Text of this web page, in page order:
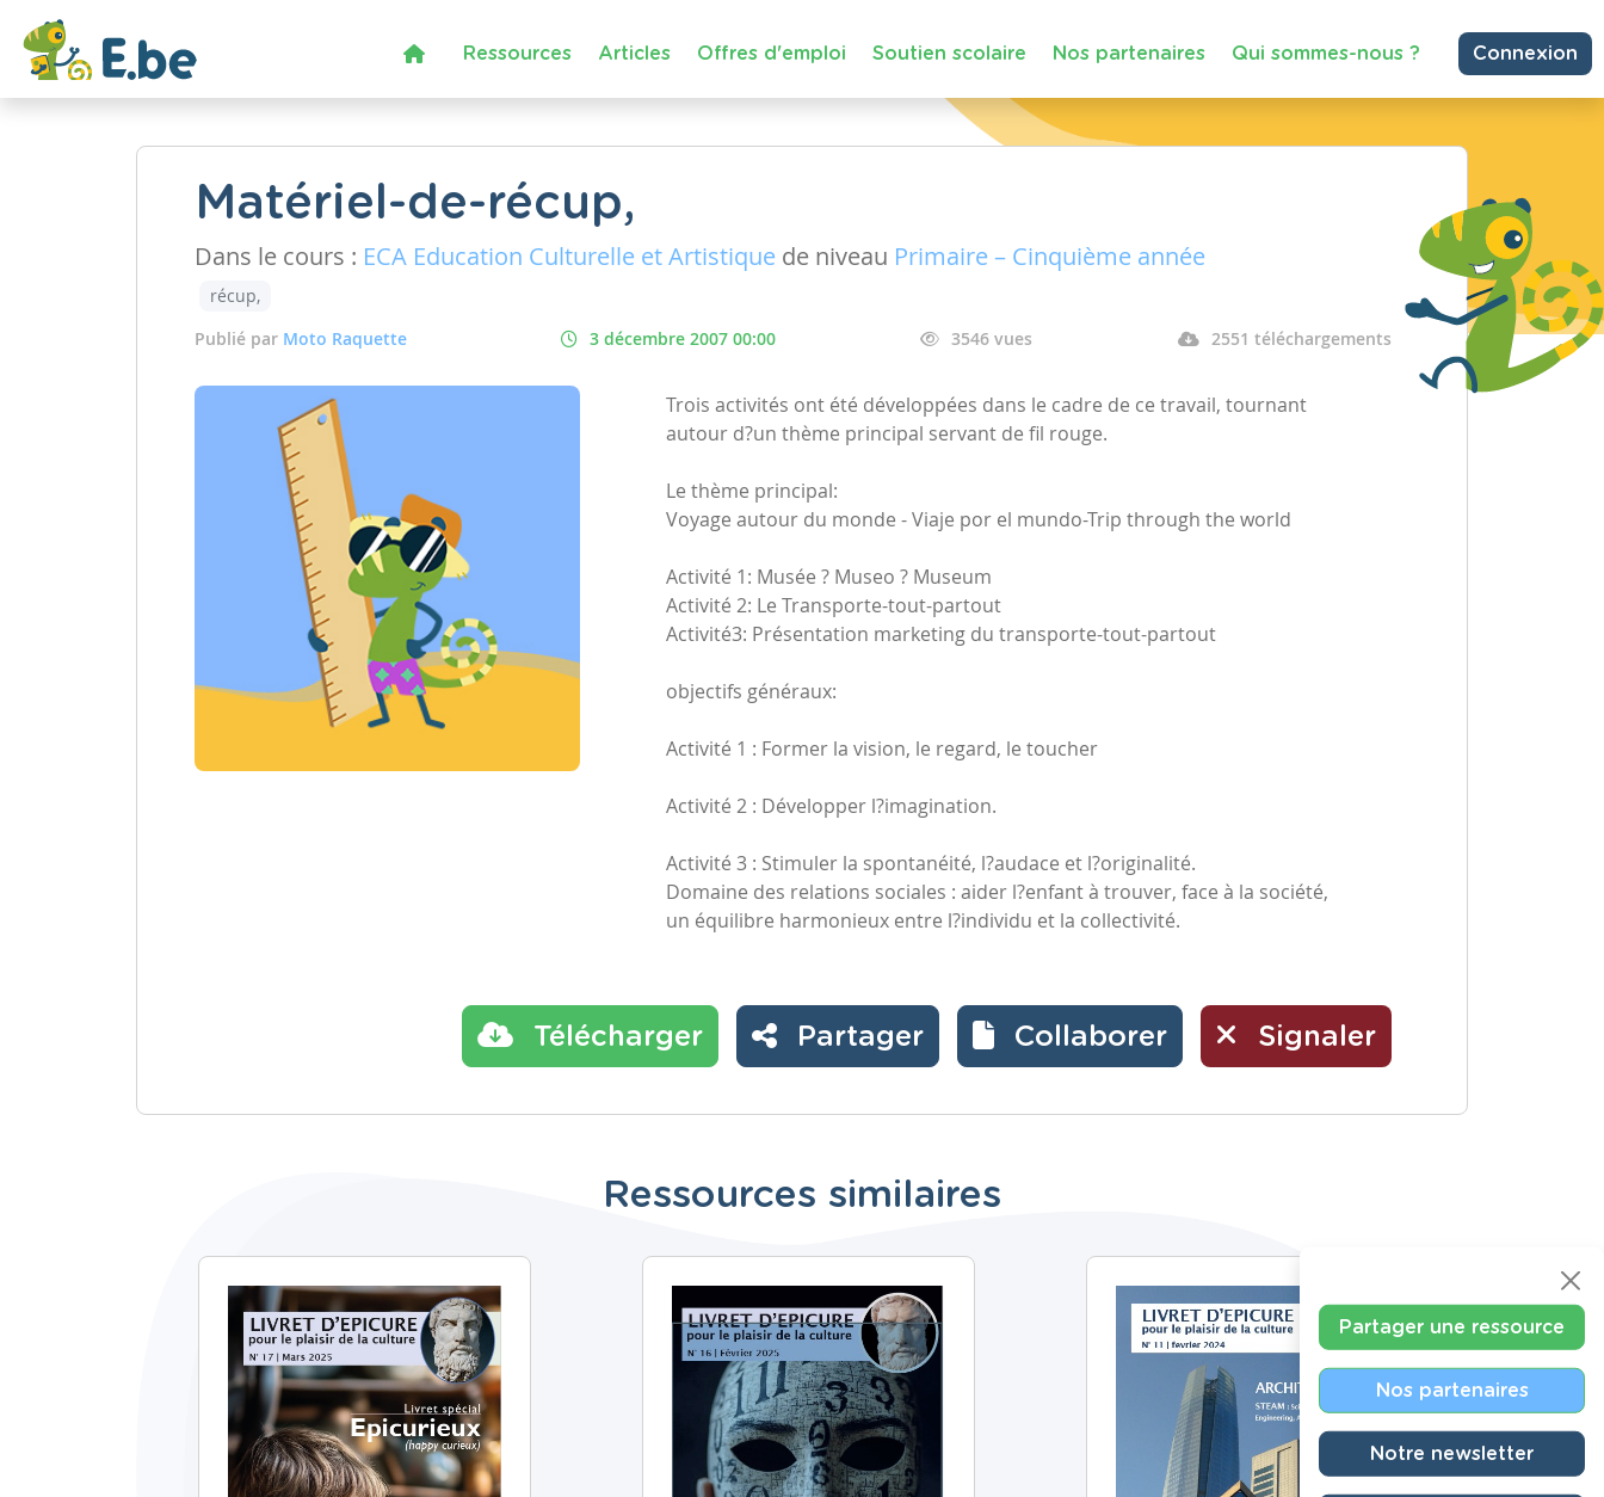
Ressources Articles Offres d'emploi Soutien scolaire Nos partenaires Qui sommes-nous ? Connexion
Matériel-de-récup,
Dans le cours : ECA Education Culturelle et Artistique de niveau Primaire – Cinquième année
récup,
Publié par Moto Raquette 3 décembre 2007 00:00 3546 vues 2551 téléchargements
Trois activités ont été développées dans le cadre de ce travail, tournant
autour d?un thème principal servant de fil rouge.
Le thème principal:
Voyage autour du monde - Viaje por el mundo-Trip through the world
Activité 1: Musée ? Museo ? Museum
Activité 2: Le Transporte-tout-partout
Activité3: Présentation marketing du transporte-tout-partout
objectifs généraux:
Activité 1 : Former la vision, le regard, le toucher
Activité 2 : Développer l?imagination.
Activité 3 : Stimuler la spontanéité, l?audace et l?originalité.
Domaine des relations sociales : aider l?enfant à trouver, face à la société,
un équilibre harmonieux entre l?individu et la collectivité.
Télécharger Partager Collaborer Signaler
Ressources similaires
Partager une ressource
Nos partenaires
Notre newsletter